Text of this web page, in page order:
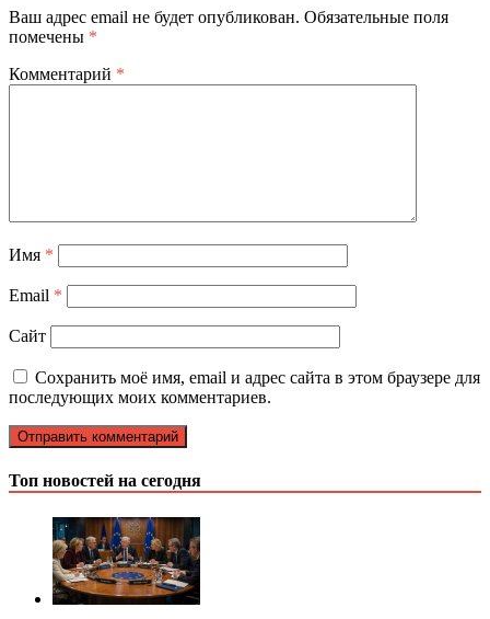
Ваш адрес email не будет опубликован. Обязательные поля
помечены *
Комментарий *
Имя *
Email *
Сайт
Сохранить моё имя, email и адрес сайта в этом браузере для
последующих моих комментариев.
Топ новостей на сегодня